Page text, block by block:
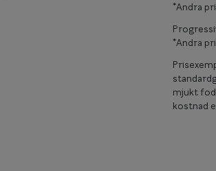
*Andra
*Andra
mjukt
kostnad